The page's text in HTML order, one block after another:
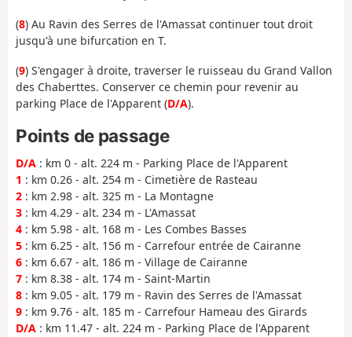
(8) Au Ravin des Serres de l'Amassat continuer tout droit
jusqu'à une bifurcation en T.
(9) S'engager à droite, traverser le ruisseau du Grand Vallon
des Chaberttes. Conserver ce chemin pour revenir au
parking Place de l'Apparent (D/A).
Points de passage
D/A : km 0 - alt. 224 m - Parking Place de l'Apparent
1 : km 0.26 - alt. 254 m - Cimetière de Rasteau
2 : km 2.98 - alt. 325 m - La Montagne
3 : km 4.29 - alt. 234 m - L'Amassat
4 : km 5.98 - alt. 168 m - Les Combes Basses
5 : km 6.25 - alt. 156 m - Carrefour entrée de Cairanne
6 : km 6.67 - alt. 186 m - Village de Cairanne
7 : km 8.38 - alt. 174 m - Saint-Martin
8 : km 9.05 - alt. 179 m - Ravin des Serres de l'Amassat
9 : km 9.76 - alt. 185 m - Carrefour Hameau des Girards
D/A : km 11.47 - alt. 224 m - Parking Place de l'Apparent